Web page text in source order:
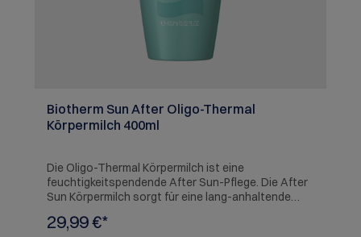
Hauttypen Herstellerinformation: SICOS et
Cie,Avenue Henri Lefebvre BP 189,59544 Caudry,FR
Biotherm Sun After Oligo-Thermal
Körpermilch 400ml
Die Oligo-Thermal Körpermilch ist eine
feuchtigkeitspendende After Sun-Pflege. Die After
Sun Körpermilch sorgt für eine lang-anhaltende
Herstellerinformation: SICOS et Cie,Avenue Henri
29,99 €*